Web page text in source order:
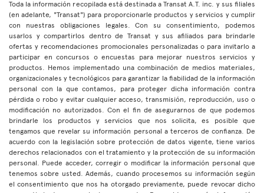
Toda la información recopilada está destinada a Transat A.T. inc. y sus filiales
(en adelante, "Transat") para proporcionarle productos y servicios y cumplir
con nuestras obligaciones legales. Con su consentimiento, podemos
usarlos y compartirlos dentro de Transat y sus afiliados para brindarle
ofertas y recomendaciones promocionales personalizadas o para invitarlo a
participar en concursos o encuestas para mejorar nuestros servicios y
productos. Hemos implementado una combinación de medios materiales,
organizacionales y tecnológicos para garantizar la fiabilidad de la información
personal con la que contamos, para proteger dicha información contra
pérdida o robo y evitar cualquier acceso, transmisión, reproducción, uso o
modificación no autorizados. Con el fin de asegurarnos de que podemos
brindarle los productos y servicios que nos solicita, es posible que
tengamos que revelar su información personal a terceros de confianza. De
acuerdo con la legislación sobre protección de datos vigente, tiene varios
derechos relacionados con el tratamiento y la protección de su información
personal. Puede acceder, corregir o modificar la información personal que
tenemos sobre usted. Además, cuando procesemos su información según
el consentimiento que nos ha otorgado previamente, puede revocar dicho